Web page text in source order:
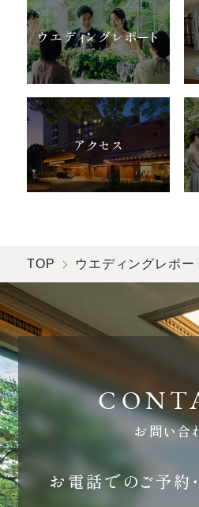
ウエディングレポート
アクセス
TOP ウエディングレポー
お問い合
お電話でのご予約